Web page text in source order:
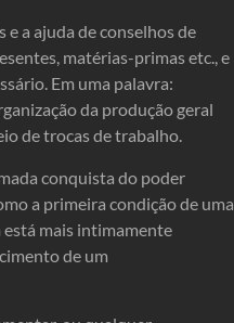
e a ajuda de conselhos de
matérias-primas etc., e
Em uma palavra:
da produção geral
de trocas de trabalho.
conquista do poder
a primeira condição de uma
mais intimamente
de um